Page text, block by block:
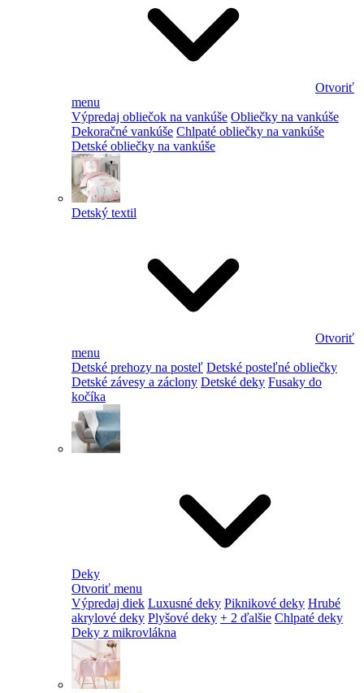
Otvoriť
menu
Výpredaj obliečok na vankúše Obliečky na vankúše
Dekoračné vankúše Chlpaté obliečky na vankúše
Detské obliečky na vankúše
Detský textil
Otvoriť
menu
Detské prehozy na posteľ Detské posteľné obliečky
Detské závesy a záclony Detské deky Fusaky do
kočíka
Deky
Otvoriť menu
Výpredaj diek Luxusné deky Piknikové deky Hrubé
akrylové deky Plyšové deky + 2 ďalšie Chlpaté deky
Deky z mikrovlákna